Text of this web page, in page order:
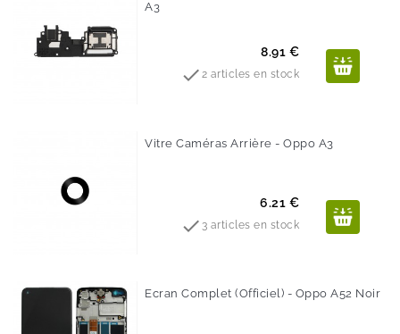
A3
Prix
8.91 €
 2 articles en stock
Vitre Caméras Arrière - Oppo A3
Prix
6.21 €
 3 articles en stock
Ecran Complet (Officiel) - Oppo A52 Noir